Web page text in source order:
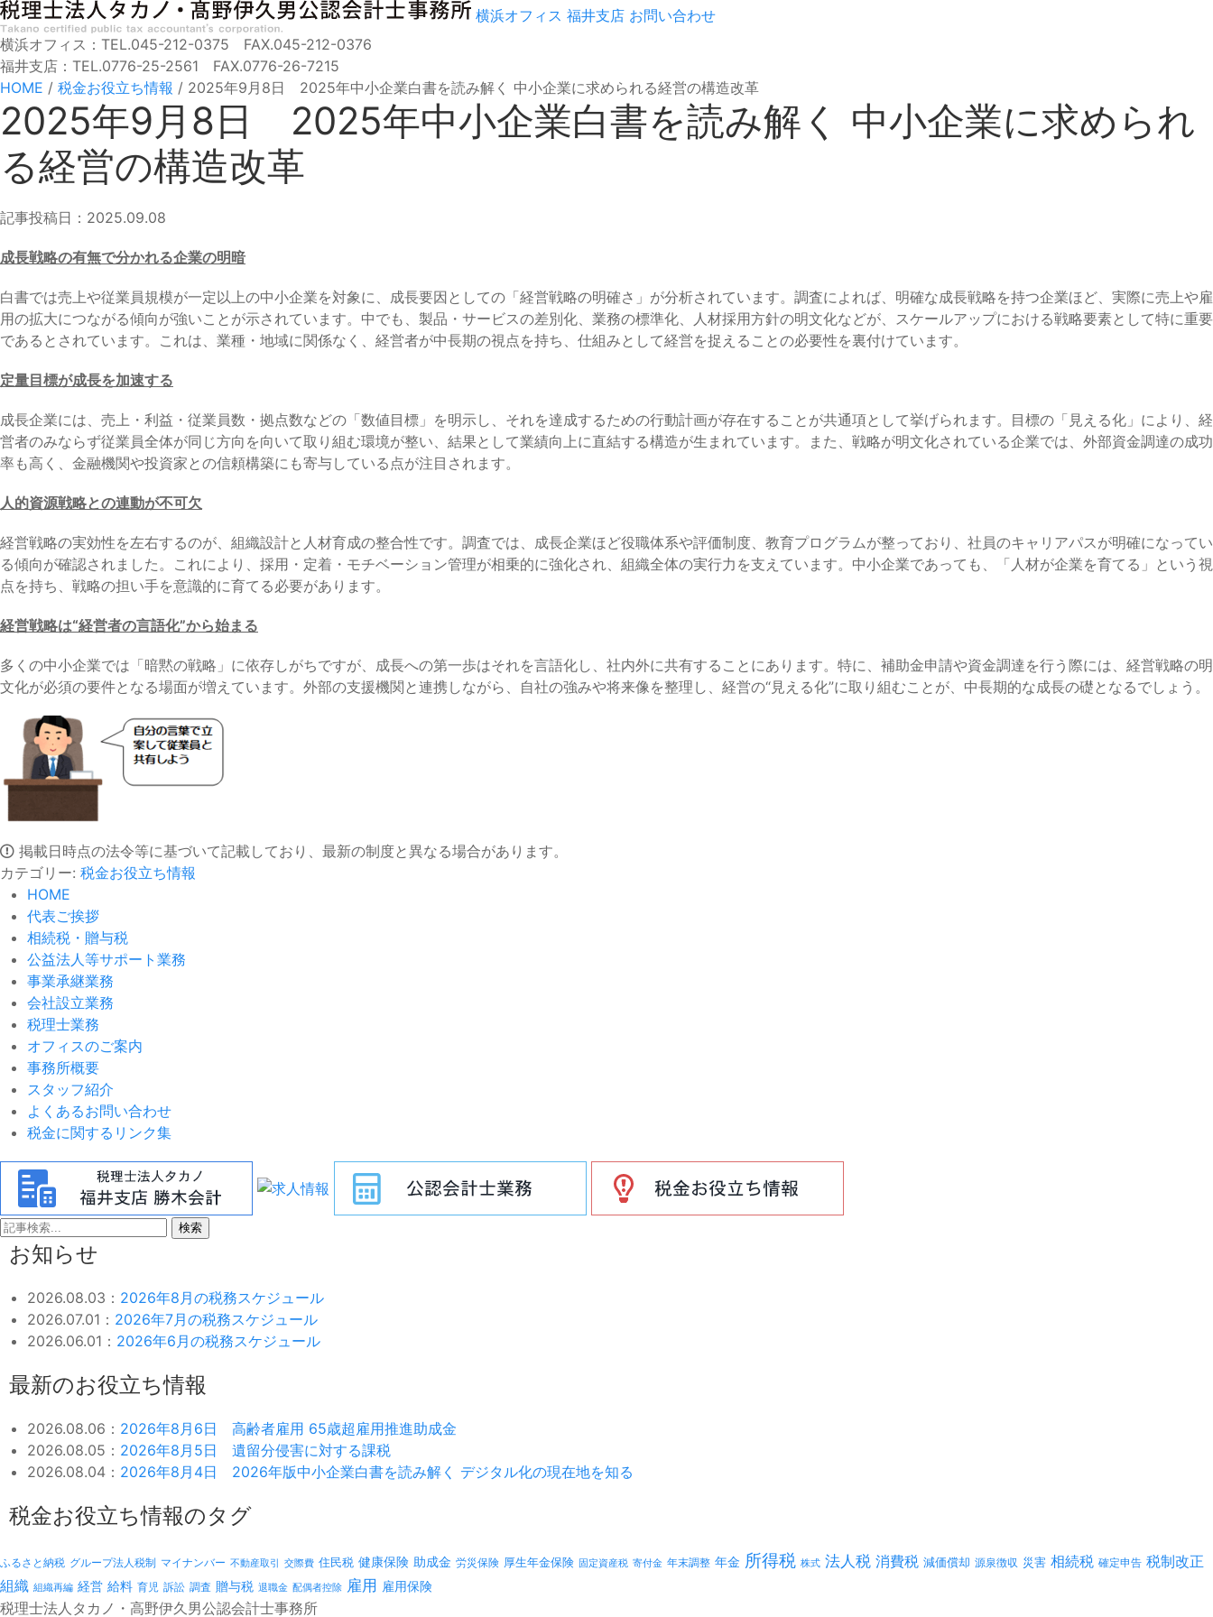
横浜オフィス 福井支店 お問い合わせ
横浜オフィス：TEL.045-212-0375 FAX.045-212-0376
福井支店：TEL.0776-25-2561 FAX.0776-26-7215
HOME / 税金お役立ち情報 / 2025年9月8日 2025年中小企業白書を読み解く 中小企業に求められる経営の構造改革
2025年9月8日 2025年中小企業白書を読み解く 中小企業に求められ
る経営の構造改革
記事投稿日：2025.09.08
成長戦略の有無で分かれる企業の明暗
白書では売上や従業員規模が一定以上の中小企業を対象に、成長要因としての「経営戦略の明確さ」が分析されています。調査によれば、明確な成長戦略を持つ企業ほど、実際に売上や雇
用の拡大につながる傾向が強いことが示されています。中でも、製品・サービスの差別化、業務の標準化、人材採用方針の明文化などが、スケールアップにおける戦略要素として特に重要
であるとされています。これは、業種・地域に関係なく、経営者が中長期の視点を持ち、仕組みとして経営を捉えることの必要性を裏付けています。
定量目標が成長を加速する
成長企業には、売上・利益・従業員数・拠点数などの「数値目標」を明示し、それを達成するための行動計画が存在することが共通項として挙げられます。目標の「見える化」により、経
営者のみならず従業員全体が同じ方向を向いて取り組む環境が整い、結果として業績向上に直結する構造が生まれています。また、戦略が明文化されている企業では、外部資金調達の成功
率も高く、金融機関や投資家との信頼構築にも寄与している点が注目されます。
人的資源戦略との連動が不可欠
経営戦略の実効性を左右するのが、組織設計と人材育成の整合性です。調査では、成長企業ほど役職体系や評価制度、教育プログラムが整っており、社員のキャリアパスが明確になってい
る傾向が確認されました。これにより、採用・定着・モチベーション管理が相乗的に強化され、組織全体の実行力を支えています。中小企業であっても、「人材が企業を育てる」という視
点を持ち、戦略の担い手を意識的に育てる必要があります。
経営戦略は“経営者の言語化”から始まる
多くの中小企業では「暗黙の戦略」に依存しがちですが、成長への第一歩はそれを言語化し、社内外に共有することにあります。特に、補助金申請や資金調達を行う際には、経営戦略の明
文化が必須の要件となる場面が増えています。外部の支援機関と連携しながら、自社の強みや将来像を整理し、経営の“見える化”に取り組むことが、中長期的な成長の礎となるでしょう。
掲載日時点の法令等に基づいて記載しており、最新の制度と異なる場合があります。
カテゴリー: 税金お役立ち情報
HOME
代表ご挨拶
相続税・贈与税
公益法人等サポート業務
事業承継業務
会社設立業務
税理士業務
オフィスのご案内
事務所概要
スタッフ紹介
よくあるお問い合わせ
税金に関するリンク集
検索
お知らせ
2026.08.03： 2026年8月の税務スケジュール
2026.07.01： 2026年7月の税務スケジュール
2026.06.01： 2026年6月の税務スケジュール
最新のお役立ち情報
2026.08.06： 2026年8月6日 高齢者雇用 65歳超雇用推進助成金
2026.08.05： 2026年8月5日 遺留分侵害に対する課税
2026.08.04： 2026年8月4日 2026年版中小企業白書を読み解く デジタル化の現在地を知る
税金お役立ち情報のタグ
ふるさと納税 グループ法人税制 マイナンバー 不動産取引 交際費 住民税 健康保険 助成金 労災保険 厚生年金保険 固定資産税 寄付金 年末調整 年金 所得税 株式 法人税 消費税 減価償却 源泉徴収 災害 相続税 確定申告 税制改正
組織 組織再編 経営 給料 育児 訴訟 調査 贈与税 退職金 配偶者控除 雇用 雇用保険
税理士法人タカノ・高野伊久男公認会計士事務所